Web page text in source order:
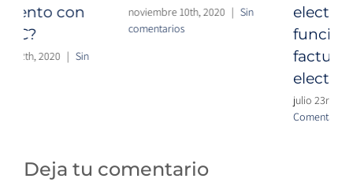
noviembre 10th, 2020 | Sin
comentarios
electrónicas
funcionan para
Deja tu comentario